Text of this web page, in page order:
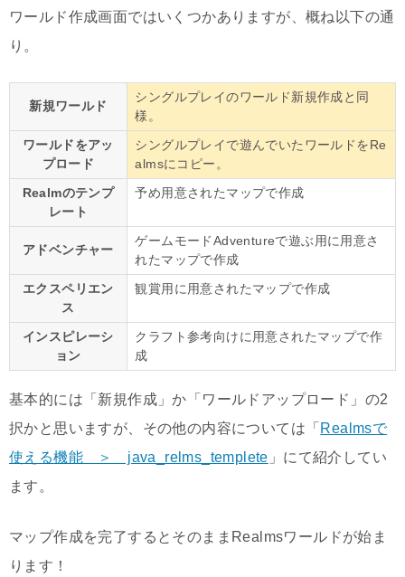
ワールド作成画面ではいくつかありますが、概ね以下の通
り。
新規ワールド
シングルプレイのワールド新規作成と同
様。
ワールドをアッ
プロード
シングルプレイで遊んでいたワールドをRe
almsにコピー。
Realmのテンプ
レート
予め用意されたマップで作成
アドベンチャー
ゲームモードAdventureで遊ぶ用に用意さ
れたマップで作成
エクスペリエン
ス
観賞用に用意されたマップで作成
インスピレーシ
ョン
クラフト参考向けに用意されたマップで作
成
基本的には「新規作成」か「ワールドアップロード」の2
択かと思いますが、その他の内容については「 Realmsで
使える機能 ＞ java_relms_templete 」にて紹介してい
ます。
マップ作成を完了するとそのままRealmsワールドが始ま
ります！